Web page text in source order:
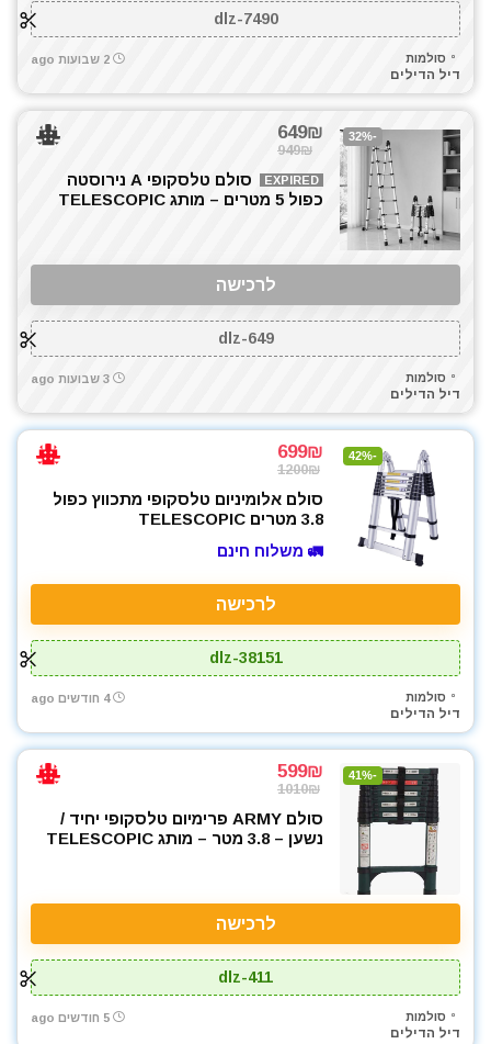
dlz-7490
סולמות
דיל הדילים
2 שבועות ago
-32%
649₪
949₪
EXPIRED
סולם טלסקופי A נירוסטה
כפול 5 מטרים – מותג TELESCOPIC
לרכישה
dlz-649
סולמות
דיל הדילים
3 שבועות ago
-42%
699₪
1200₪
סולם אלומיניום טלסקופי מתכווץ כפול
3.8 מטרים TELESCOPIC
🚛 משלוח חינם
לרכישה
dlz-38151
סולמות
דיל הדילים
4 חודשים ago
-41%
599₪
1010₪
סולם ARMY פרימיום טלסקופי יחיד /
נשען – 3.8 מטר – מותג TELESCOPIC
לרכישה
dlz-411
סולמות
דיל הדילים
5 חודשים ago